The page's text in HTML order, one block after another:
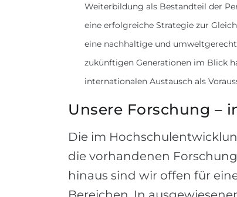
Weiterbildung als Bestandteil der
eine erfolgreiche Strategie zur
eine nachhaltige und
zukünftigen Generationen im Blick
internationalen Austausch als
Unsere Forschung –
Die im
die vorhandenen
hinaus sind wir offen für